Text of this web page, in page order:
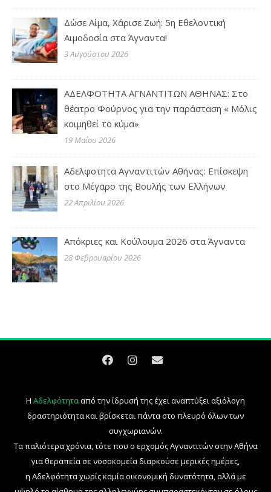
Δώσε Αίμα, Χάρισε Ζωή: 5η Εθελοντική
Αιμοδοσία στα Άγναντα!
3 Αυγούστου 2026
ΑΔΕΛΦΟΤΗΤΑ ΑΓΝΑΝΤΙΤΩΝ ΑΘΗΝΑΣ: Στο
θέατρο Φούρνος για την παράσταση « Μόλις
κοιμηθεί το κύμα»
19 Μαΐου 2026
Αδελφοτητα Αγναντιτών Αθήνας: Επίσκεψη
στο Μέγαρο της Βουλής των Ελλήνων
22 Απριλίου 2026
Απόκριες και Κούλουμα 2026 στα Άγναντα
28 Φεβρουαρίου 2026
Η Αδελφότητααπό την ίδρυσή της έχει αναπτύξει αξιόλογη
δραστηριότητα και βρίσκεται πάντα στο πλευρό όλων των
συγχωριανών.
Τα παλιότερα χρόνια, τότε που ο ερχομός Αγναντιτών στην Αθήνα
για θεραπεία σε νοσοκομεία διαρκούσε μερικές ημέρες,
η Αδελφότητα χωρίς καμία οικονομική δυνατότητα, αλλά με